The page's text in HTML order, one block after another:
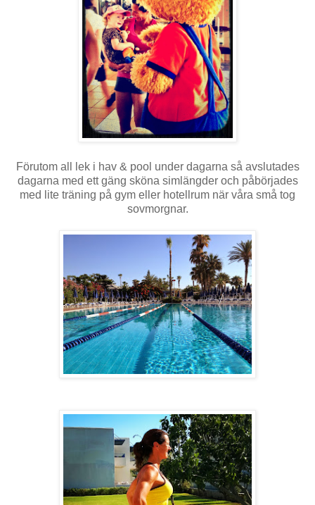
Förutom all lek i hav & pool under dagarna så avslutades
dagarna med ett gäng sköna simlängder och påbörjades
med lite träning på gym eller hotellrum när våra små tog
sovmorgnar.